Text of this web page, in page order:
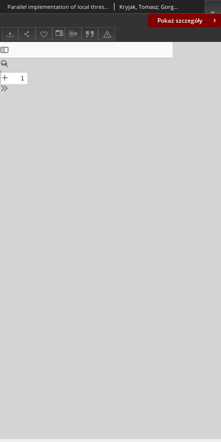
Pokaż szczegóły
Parallel implementation of local thresholding in Mitrion-C Kryjak, Tomasz; Gorgoń, Marek